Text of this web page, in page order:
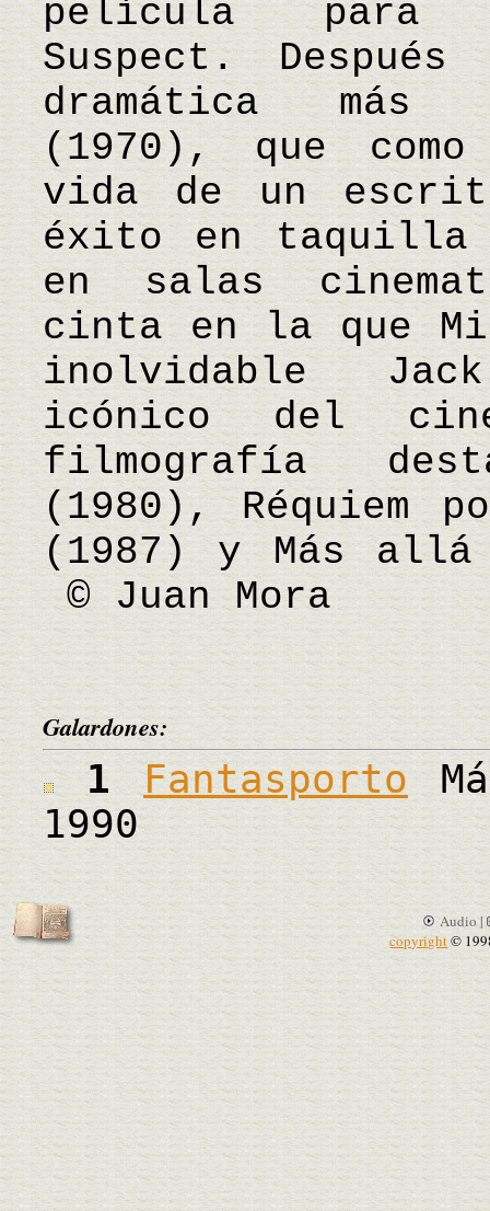
película para
Suspect.
dramática más
(1970), que
vida de un
éxito en taquilla
en salas
cinta en la que
inolvidable
icónico del
filmografía
(1980), Réquiem
(1987) y Más
© Juan Mora
Galardones:
1Fantasporto
1990
Audio |
copyright©